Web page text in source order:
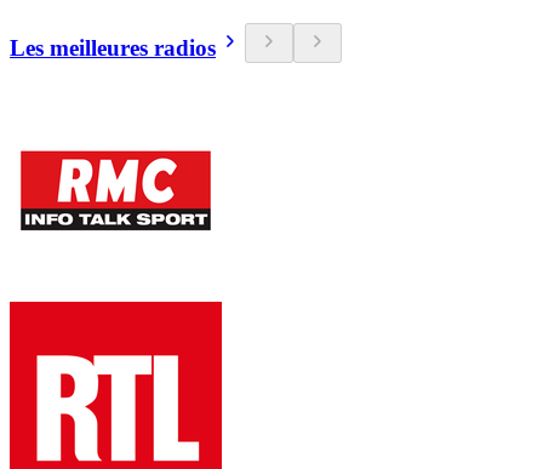
Les meilleures radios